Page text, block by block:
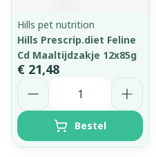
Hills pet nutrition
Hills Prescrip.diet Feline
Cd Maaltijdzakje 12x85g
€ 21,48
Aantal
Bestel